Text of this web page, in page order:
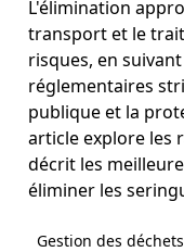
L'élimination
transport et le
risques, en
réglementaires
publique et la
article explore les
décrit les
éliminer les
Gestion des